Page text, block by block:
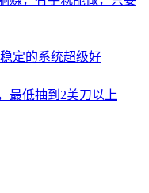
定的系统超级好
最低抽到2美刀以上